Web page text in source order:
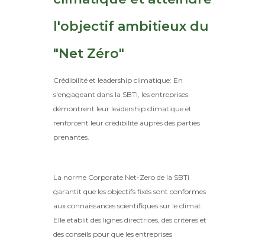
l'objectif ambitieux du
"Net Zéro"
Crédibilité et leadership climatique: En
s'engageant dans la SBTI, les entreprises
démontrent leur leadership climatique et
renforcent leur crédibilité auprès des parties
prenantes.
La norme Corporate Net-Zero de la SBTi
garantit que les objectifs fixés sont conformes
aux connaissances scientifiques sur le climat.
Elle établit des lignes directrices, des critères et
des conseils pour que les entreprises